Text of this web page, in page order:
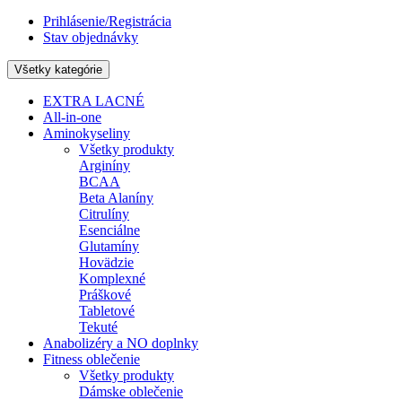
Prihlásenie/Registrácia
Stav objednávky
Všetky kategórie
EXTRA LACNÉ
All-in-one
Aminokyseliny
Všetky produkty
Arginíny
BCAA
Beta Alaníny
Citrulíny
Esenciálne
Glutamíny
Hovädzie
Komplexné
Práškové
Tabletové
Tekuté
Anabolizéry a NO doplnky
Fitness oblečenie
Všetky produkty
Dámske oblečenie